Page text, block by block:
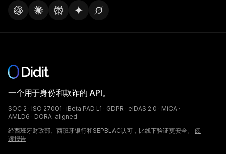
一个用于身份和欺诈的 API。
SOC 2 · ISO 27001 · iBeta PAD L1 · GDPR · eIDAS 2.0 · MiCA ·
AMLD6 · DORA-aligned
经西班牙财政部、西班牙银行和SEPBLAC认可，比线下验证更安全。
阅
读报告